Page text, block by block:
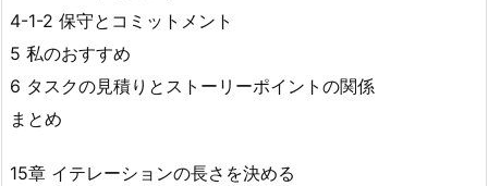
4-1-2 保守とコミットメント
5 私のおすすめ
6 タスクの見積りとストーリーポイントの関係
まとめ
15章 イテレーションの長さを決める